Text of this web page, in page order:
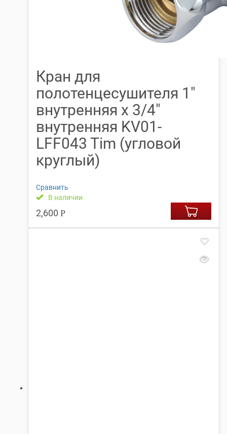
Кран для
полотенцесушителя 1″
внутренняя x 3/4″
внутренняя KV01-
LFF043 Tim (угловой
круглый)
Сравнить
В наличии
2,600 Р